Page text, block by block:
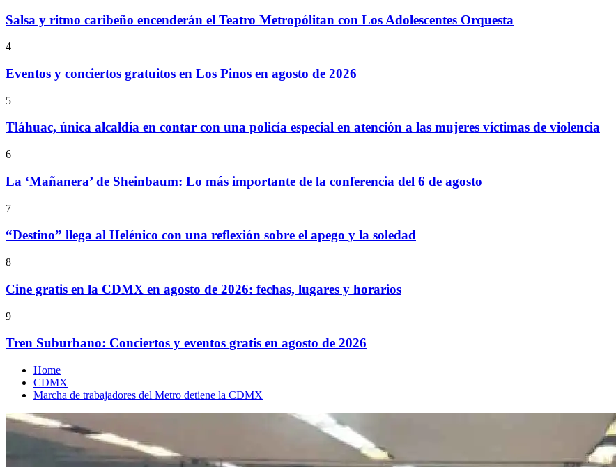
Salsa y ritmo caribeño encenderán el Teatro Metropólitan con Los Adolescentes Orquesta
4
Eventos y conciertos gratuitos en Los Pinos en agosto de 2026
5
Tláhuac, única alcaldía en contar con una policía especial en atención a las mujeres víctimas de violencia
6
La ‘Mañanera’ de Sheinbaum: Lo más importante de la conferencia del 6 de agosto
7
“Destino” llega al Helénico con una reflexión sobre el apego y la soledad
8
Cine gratis en la CDMX en agosto de 2026: fechas, lugares y horarios
9
Tren Suburbano: Conciertos y eventos gratis en agosto de 2026
Home
CDMX
Marcha de trabajadores del Metro detiene la CDMX